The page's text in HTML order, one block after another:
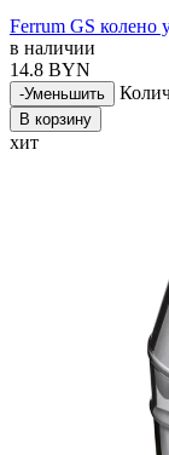
Ferrum GS колено
в наличии
14.8 BYN
-Уменьшить
В корзину
хит